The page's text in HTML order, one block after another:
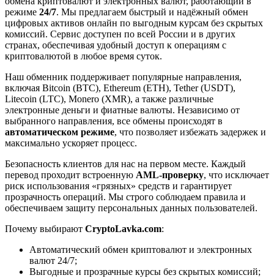
режиме 24/7. Мы предлагаем быстрый и надёжный обмен
цифровых активов онлайн по выгодным курсам без скрытых
комиссий. Сервис доступен по всей России и в других
странах, обеспечивая удобный доступ к операциям с
криптовалютой в любое время суток.
Наш обменник поддерживает популярные направления,
включая Bitcoin (BTC), Ethereum (ETH), Tether (USDT),
Litecoin (LTC), Monero (XMR), а также различные
электронные деньги и фиатные валюты. Независимо от
выбранного направления, все обмены происходят в
автоматическом режиме, что позволяет избежать задержек и
максимально ускоряет процесс.
Безопасность клиентов для нас на первом месте. Каждый
перевод проходит встроенную AML-проверку, что исключает
риск использования «грязных» средств и гарантирует
прозрачность операций. Мы строго соблюдаем правила и
обеспечиваем защиту персональных данных пользователей.
Почему выбирают CryptoLavka.com:
Автоматический обмен криптовалют и электронных
валют 24/7;
Выгодные и прозрачные курсы без скрытых комиссий;